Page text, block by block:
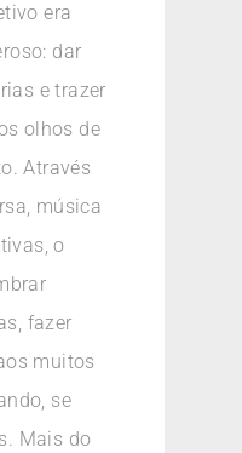
era
dar
e trazer
olhos de
Através
música
o
fazer
muitos
se
Mais do